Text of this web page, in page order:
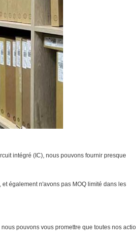
intégré (IC), nous pouvons fournir presque
également n'avons pas MOQ limité dans les
pouvons vous promettre que toutes nos